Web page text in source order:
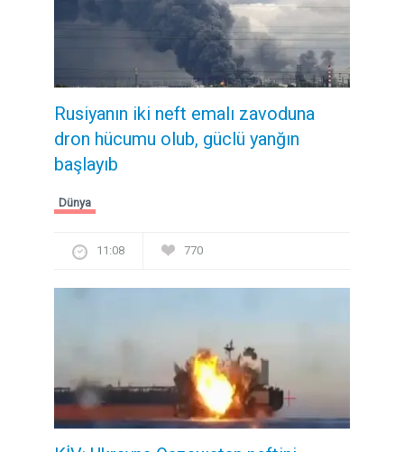
Rusiyanın iki neft emalı zavoduna
dron hücumu olub, güclü yanğın
başlayıb
Dünya
11:08 770